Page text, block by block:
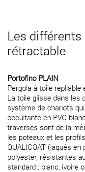
Les
rétractable
Portofino PLAIN
Pergola à toile repliable
La toile glisse dans les
système de chariots
occultante en PVC
traverses sont de la
les poteaux et les
QUALICOAT (laqués
polyester, résistantes
standard : blanc, ivoire